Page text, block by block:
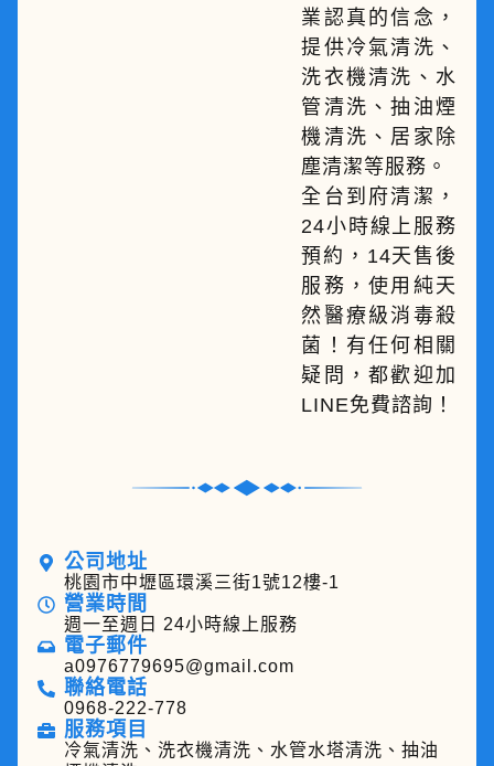
業認真的信念，
提供冷氣清洗、
洗衣機清洗、水
管清洗、抽油煙
機清洗、居家除
塵清潔等服務。
全台到府清潔，
24小時線上服務
預約，14天售後
服務，使用純天
然醫療級消毒殺
菌！有任何相關
疑問，都歡迎加
LINE免費諮詢！
公司地址
桃園市中壢區環溪三街1號12樓-1
營業時間
週一至週日 24小時線上服務
電子郵件
a0976779695@gmail.com
聯絡電話
0968-222-778
服務項目
冷氣清洗、洗衣機清洗、水管水塔清洗、抽油